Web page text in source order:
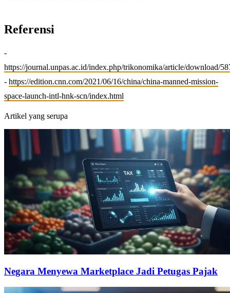
Referensi
-
https://journal.unpas.ac.id/index.php/trikonomika/article/download/
- https://edition.cnn.com/2021/06/16/china/china-manned-mission-
space-launch-intl-hnk-scn/index.html
Artikel yang serupa
Negara Menyewa Marketplace Jadi Petugas Pajak